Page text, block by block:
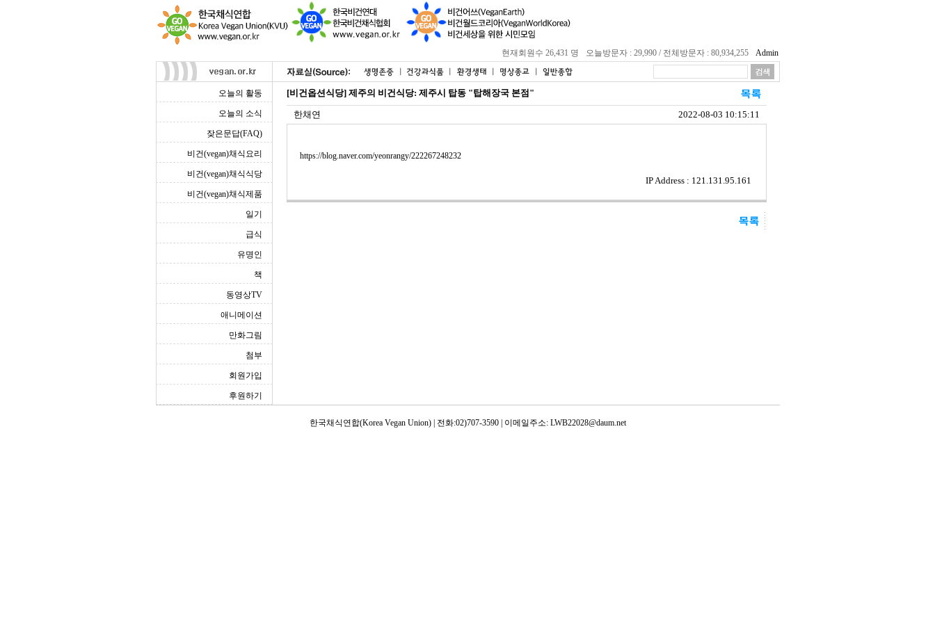
현재회원수 26,431 명 오늘방문자 : 29,990 / 전체방문자 : 80,934,255 Admin
오늘의 활동
오늘의 소식
잦은문답(FAQ)
비건(vegan)채식요리
비건(vegan)채식식당
비건(vegan)채식제품
일기
급식
유명인
책
동영상TV
애니메이션
만화그림
첨부
회원가입
후원하기
[비건옵션식당] 제주의 비건식당: 제주시 탑동 "탑해장국 본점"
한채연 2022-08-03 10:15:11
https://blog.naver.com/yeonrangy/222267248232
IP Address : 121.131.95.161
한국채식연합(Korea Vegan Union) | 전화:02)707-3590 | 이메일주소: LWB22028@daum.net